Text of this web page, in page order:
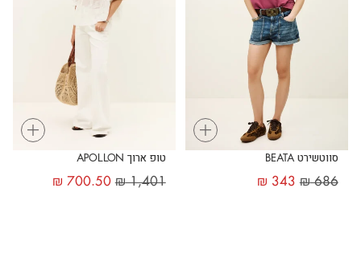
+
סווטשירט BEATA
₪686
₪ 343
+
טופ ארוך APOLLON
₪1,401
₪ 700.50